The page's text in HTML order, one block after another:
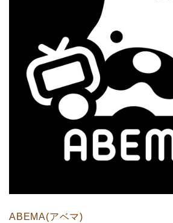
ABEMA(アベマ)